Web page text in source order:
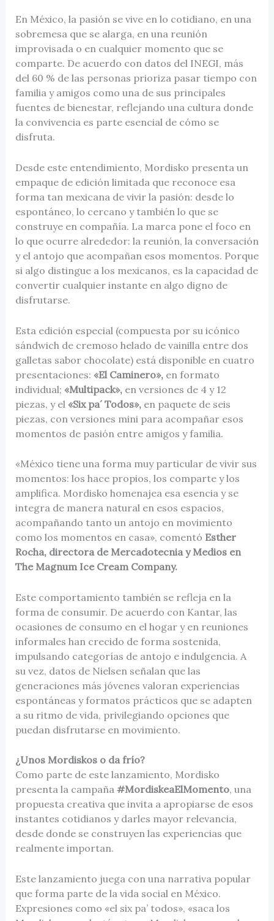
En México, la pasión se vive en lo cotidiano, en una
sobremesa que se alarga, en una reunión
improvisada o en cualquier momento que se
comparte. De acuerdo con datos del INEGI, más
del 60 % de las personas prioriza pasar tiempo con
familia y amigos como una de sus principales
fuentes de bienestar, reflejando una cultura donde
la convivencia es parte esencial de cómo se
disfruta.
Desde este entendimiento, Mordisko presenta un
empaque de edición limitada que reconoce esa
forma tan mexicana de vivir la pasión: desde lo
espontáneo, lo cercano y también lo que se
construye en compañía. La marca pone el foco en
lo que ocurre alrededor: la reunión, la conversación
y el antojo que acompañan esos momentos. Porque
si algo distingue a los mexicanos, es la capacidad de
convertir cualquier instante en algo digno de
disfrutarse.
Esta edición especial (compuesta por su icónico
sándwich de cremoso helado de vainilla entre dos
galletas sabor chocolate) está disponible en cuatro
presentaciones: «El Caminero», en formato
individual; «Multipack», en versiones de 4 y 12
piezas, y el «Six pa´ Todos», en paquete de seis
piezas, con versiones mini para acompañar esos
momentos de pasión entre amigos y familia.
«México tiene una forma muy particular de vivir sus
momentos: los hace propios, los comparte y los
amplifica. Mordisko homenajea esa esencia y se
integra de manera natural en esos espacios,
acompañando tanto un antojo en movimiento
como los momentos en casa», comentó Esther
Rocha, directora de Mercadotecnia y Medios en
The Magnum Ice Cream Company.
Este comportamiento también se refleja en la
forma de consumir. De acuerdo con Kantar, las
ocasiones de consumo en el hogar y en reuniones
informales han crecido de forma sostenida,
impulsando categorías de antojo e indulgencia. A
su vez, datos de Nielsen señalan que las
generaciones más jóvenes valoran experiencias
espontáneas y formatos prácticos que se adapten
a su ritmo de vida, privilegiando opciones que
puedan disfrutarse en movimiento.
¿Unos Mordiskos o da frío?
Como parte de este lanzamiento, Mordisko
presenta la campaña #MordiskeaElMomento, una
propuesta creativa que invita a apropiarse de esos
instantes cotidianos y darles mayor relevancia,
desde donde se construyen las experiencias que
realmente importan.
Este lanzamiento juega con una narrativa popular
que forma parte de la vida social en México.
Expresiones como «el six pa’ todos», «saca los